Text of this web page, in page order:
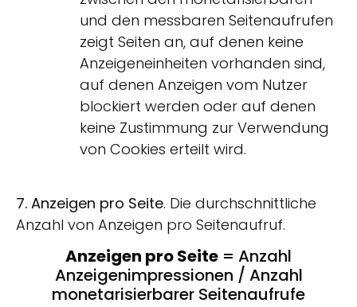
und den messbaren Seitenaufrufen
zeigt Seiten an, auf denen keine
Anzeigeneinheiten vorhanden sind,
auf denen Anzeigen vom Nutzer
blockiert werden oder auf denen
keine Zustimmung zur Verwendung
von Cookies erteilt wird.
7. Anzeigen pro Seite. Die durchschnittliche
Anzahl von Anzeigen pro Seitenaufruf.
Anzeigen pro Seite = Anzahl
Anzeigenimpressionen / Anzahl
monetarisierbarer Seitenaufrufe